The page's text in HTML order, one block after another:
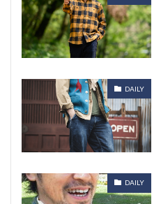
DAILY
DAILY